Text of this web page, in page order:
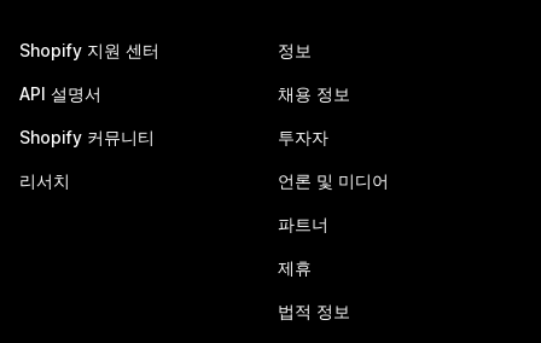
Shopify 지원 센터
API 설명서
Shopify 커뮤니티
리서치
정보
채용 정보
투자자
언론 및 미디어
파트너
제휴
법적 정보